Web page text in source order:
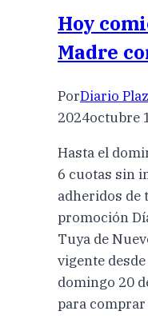
Hoy
Madre
PorDiario
2024octubre
Hasta el
6 cuotas sin
adheridos de
promoción
Tuya de
vigente
domingo 20
para